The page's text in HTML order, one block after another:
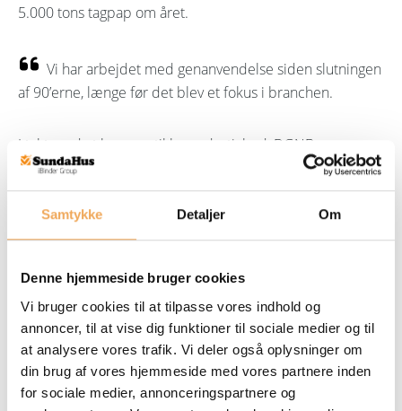
Samtykke Detaljer Om
Denne hjemmeside bruger cookies
Vi bruger cookies til at tilpasse vores indhold og
annoncer, til at vise dig funktioner til sociale medier og til
at analysere vores trafik. Vi deler også oplysninger om
din brug af vores hjemmeside med vores partnere inden
for sociale medier, annonceringspartnere og
5.000 tons tagpap om året.
Vi har arbejdet med genanvendelse siden slutningen
af 90’erne, længe før det blev et fokus i branchen.
I takt med at kravene til bæredygtighed, DGNB og
dokumentation er steget, oplever virksomheden også en
stigende efterspørgsel på produkter med dokumenteret
klima- og miljøprofil.
omfattende. EPD’er, producenterklæringer, REACH-
dokumentation og oplysninger til certificerede projekter
skal være opdaterede, tilgængelige og nemme at arbejde
med for både rådgivere og entreprenører.
Det skaber behov for et mere samlet og struktureret
overblik over produktdata.